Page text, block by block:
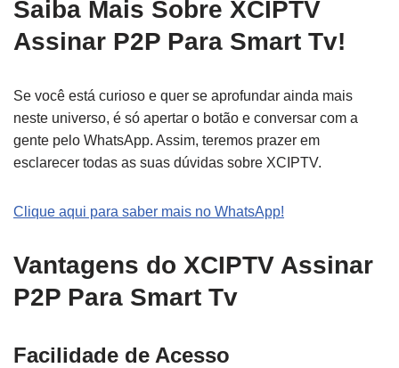
Saiba Mais Sobre XCIPTV
Assinar P2P Para Smart Tv!
Se você está curioso e quer se aprofundar ainda mais
neste universo, é só apertar o botão e conversar com a
gente pelo WhatsApp. Assim, teremos prazer em
esclarecer todas as suas dúvidas sobre XCIPTV.
Clique aqui para saber mais no WhatsApp!
Vantagens do XCIPTV Assinar
P2P Para Smart Tv
Facilidade de Acesso